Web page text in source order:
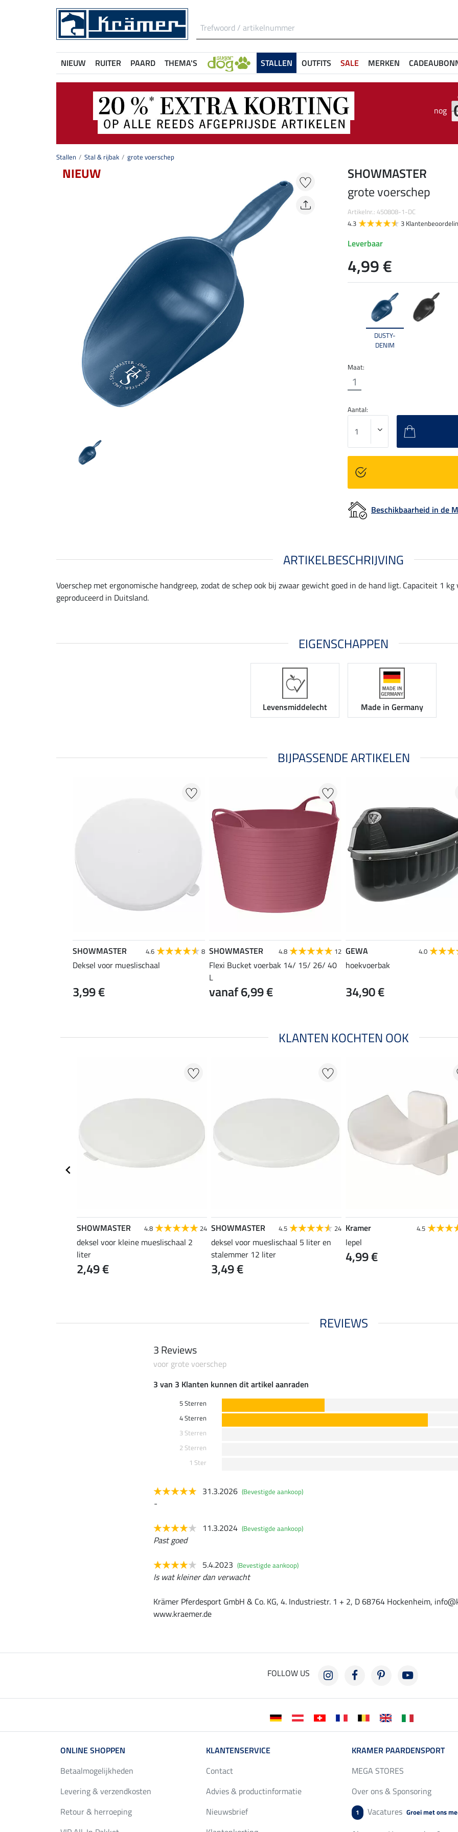
NIEUW RUITER PAARD THEMA'S STALLEN OUTFITS SALE MERKEN
nog
Stallen Stal & rijbak grote voerschep
NIEUW
DUSTY-
DENIM
Maat:
1
SHOWMASTER
grote voerschep
Artikelnr.: 450808-1-DC
4.3
3
Leverbaar
4,99 €
Aantal:
Beschikbaarheid in de
ARTIKELBESCHRIJVING
Voerschep met ergonomische handgreep, zodat de schep ook bij zwaar gewicht goed in de hand ligt. Capaciteit 1
geproduceerd in Duitsland.
EIGENSCHAPPEN
Levensmiddelecht Made in Germany
BIJPASSENDE ARTIKELEN
SHOWMASTER 4.6 8
Deksel voor mueslischaal
3,99 €
SHOWMASTER 4.8 12
Flexi Bucket voerbak 14/ 15/ 26/ 40
L
vanaf 6,99 €
GEWA 4.0
hoekvoerbak
34,90 €
KLANTEN KOCHTEN OOK
SHOWMASTER 4.8 24
deksel voor kleine mueslischaal 2
liter
2,49 €
SHOWMASTER 4.5 24
deksel voor mueslischaal 5 liter en
stalemmer 12 liter
3,49 €
Kramer 4.5
lepel
4,99 €
REVIEWS
3 Reviews
voor grote voerschep
3 van 3 Klanten kunnen dit artikel aanraden
5 Sterren
4 Sterren
3 Sterren
2 Sterren
1 Ster
31.3.2026 (Bevestigde aankoop)
-
11.3.2024 (Bevestigde aankoop)
Past goed
5.4.2023 (Bevestigde aankoop)
Is wat kleiner dan verwacht
Krämer Pferdesport GmbH & Co. KG, 4. Industriestr. 1 + 2, D 68764 Hockenheim,
www.kraemer.de
FOLLOW US
ONLINE SHOPPEN
Betaalmogelijkheden
Levering & verzendkosten
Retour & herroeping
KLANTENSERVICE
Contact
Advies & productinformatie
Nieuwsbrief
KRAMER PAARDENSPORT
MEGA STORES
Over ons & Sponsoring
1 Vacatures Groei met ons